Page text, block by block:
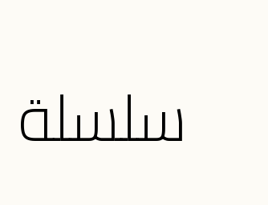
سلسلة